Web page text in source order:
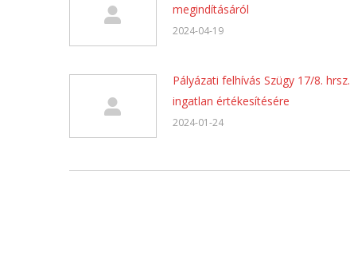
megindításáról
2024-04-19
Pályázati felhívás Szügy 17/8. hrsz.
ingatlan értékesítésére
2024-01-24